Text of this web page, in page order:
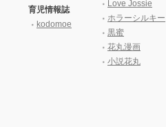
育児情報誌
kodomoe
Love Jossie
ホラーシルキー
黒蜜
花丸漫画
小説花丸